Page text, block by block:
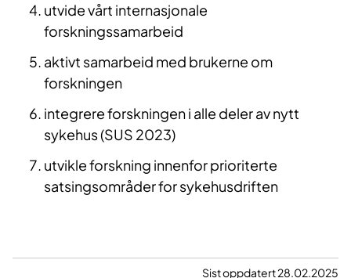
utvide vårt internasjonale
forskningssamarbeid
aktivt samarbeid med brukerne om
forskningen
integrere forskningen i alle deler av nytt
sykehus (SUS 2023)
utvikle forskning innenfor prioriterte
satsingsområder for sykehusdriften
Sist oppdatert 28.02.2025